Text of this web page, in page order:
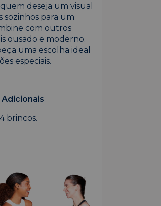
deseja um visual
sozinhos para um
com outros
ousado e moderno.
uma escolha ideal
especiais.
brincos.